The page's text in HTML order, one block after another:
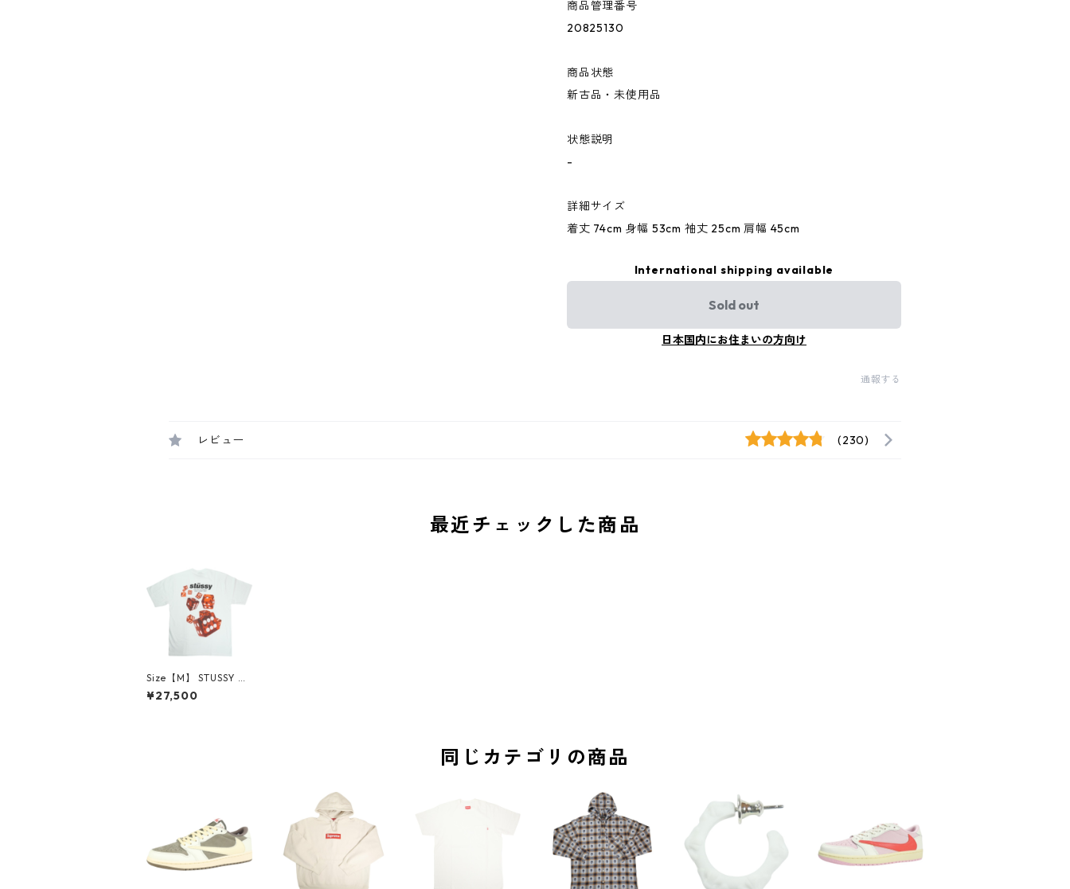
商品管理番号
20825130
商品状態
新古品・未使用品
状態説明
-
詳細サイズ
着丈 74cm 身幅 53cm 袖丈 25cm 肩幅 45cm
International shipping available
Sold out
日本国内にお住まいの方向け
通報する
レビュー (230)
最近チェックした商品
Size【M】 STUSSY ス
テューシー 25SS ROL
LERS TEE WHITE Tシ
¥27,500
同じカテゴリの商品